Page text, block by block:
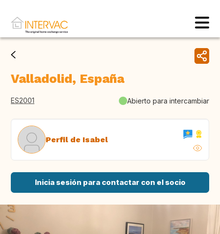
Valladolid, España
ES2001 Abierto para intercambiar
Perfil de Isabel
Inicia sesión para contactar con el socio